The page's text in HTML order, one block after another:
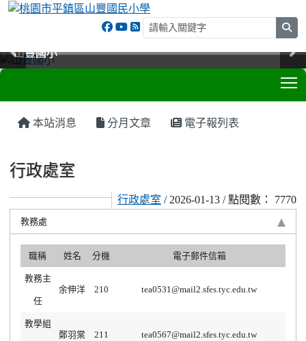
山豐國小
山豐國小
山豐國小
山豐國小
本站消息 分月文章 電子報列表
行政處室
行政處室 / 2026-01-13 / 點閱數： 7770
教務處
職稱 姓名 分機 電子郵件信箱
教務主
任
余伸洋 210 tea0531@mail2.sfes.tyc.edu.tw
教學組
鄭羽棠 211 tea0567@mail2.sfes.tyc.edu.tw